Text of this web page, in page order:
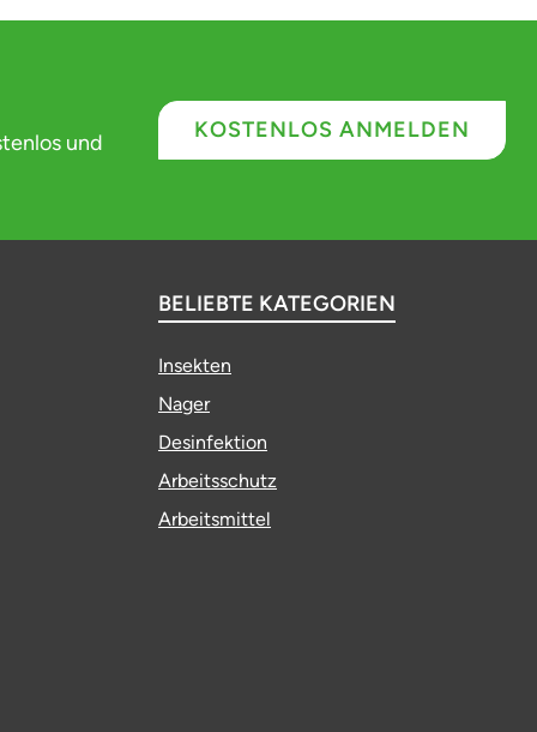
und
KOSTENLOS ANMELDEN
BELIEBTE KATEGORIEN
Insekten
Nager
Desinfektion
Arbeitsschutz
Arbeitsmittel